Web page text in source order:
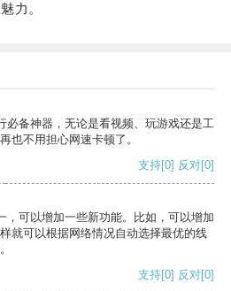
力。
必备神器，无论是看视频、玩游戏还是工
也不用担心网速卡顿了。
支持[0] 反对[0]
，可以增加一些新功能。比如，可以增加
就可以根据网络情况自动选择最优的线
支持[0] 反对[0]